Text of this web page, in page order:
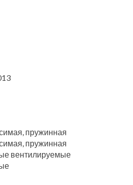
пружинная
пружинная
вентилируемые